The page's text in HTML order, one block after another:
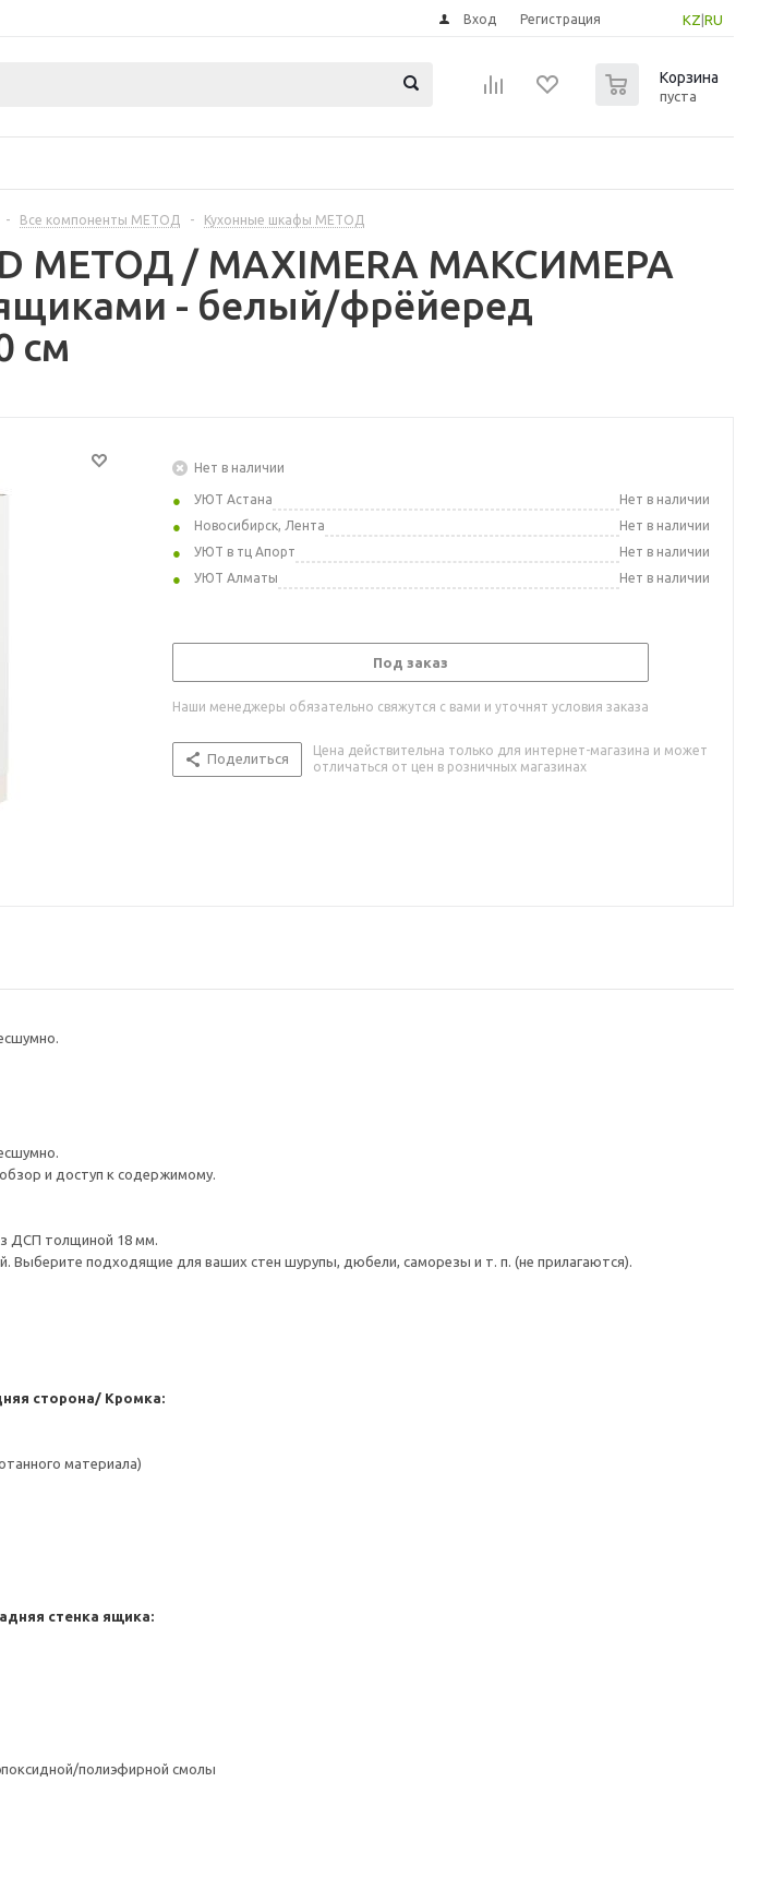
KZ RU
Вход Регистрация
Корзина
пуста
- Все компоненты МЕТОД - Кухонные шкафы МЕТОД
МЕТОД / MAXIMERA МАКСИМЕРА
- белый/фрёйеред
см
Нет в наличии
УЮТ Астана
Нет в наличии
Новосибирск, Лента
Нет в наличии
УЮТ в тц Апорт
Нет в наличии
УЮТ Алматы
Нет в наличии
Под заказ
Наши менеджеры обязательно свяжутся с вами и уточнят условия заказа
Поделиться
Цена действительна только для интернет-магазина и может
отличаться от цен в розничных магазинах
и доступ к содержимому.
ДСП толщиной 18 мм.
Выберите подходящие для ваших стен шурупы, дюбели, саморезы и т. п. (не прилагаются).
сторона/ Кромка:
материала)
стенка ящика:
полиэфирной смолы